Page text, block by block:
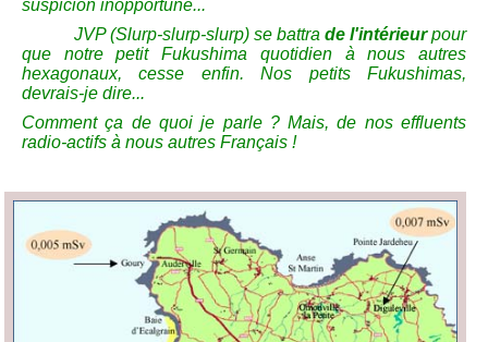
suspicion inopportune...
JVP (Slurp-slurp-slurp) se battra de l'intérieurpour
que notre petit Fukushima quotidien à nous autres
hexagonaux, cesse enfin. Nos petits Fukushimas,
devrais-je dire...
Comment ça de quoi je parle ? Mais, de nos effluents
radio-actifs à nous autres Français !